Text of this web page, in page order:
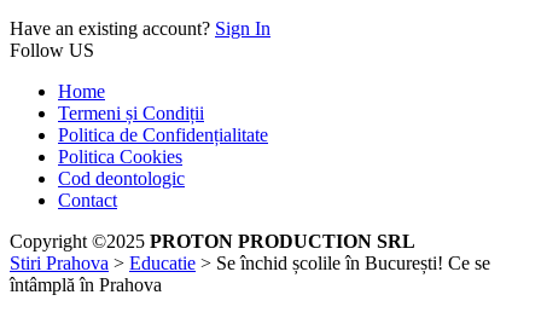
Have an existing account? Sign In
Follow US
Home
Termeni și Condiții
Politica de Confidențialitate
Politica Cookies
Cod deontologic
Contact
Copyright ©2025 PROTON PRODUCTION SRL
Stiri Prahova > Educatie > Se închid școlile în București! Ce se
întâmplă în Prahova